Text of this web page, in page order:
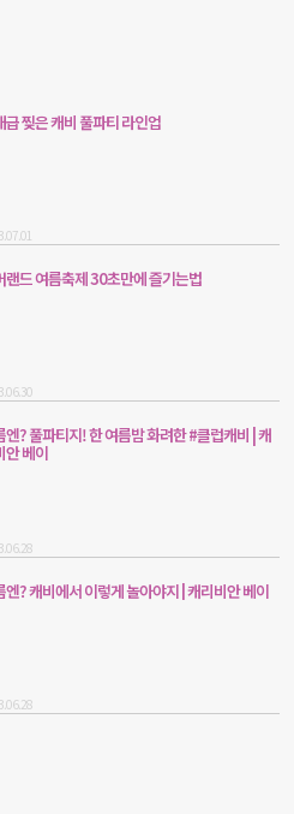
급 찢은 캐비 풀파티 라인업
랜드 여름축제 30초만에 즐기는법
엔? 풀파티지! 한 여름밤 화려한 #클럽캐비 | 캐
안 베이
엔? 캐비에서 이렇게 놀아야지 | 캐리비안 베이